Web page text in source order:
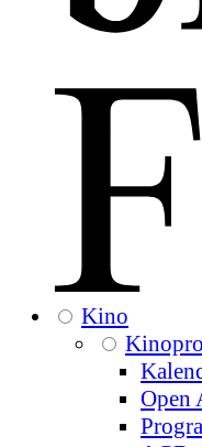
Kino
Open